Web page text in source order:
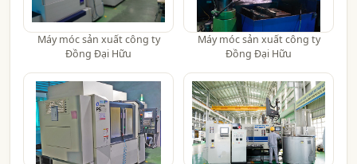
Máy móc sản xuất công ty
Đồng Đại Hữu
Máy móc sản xuất công ty
Đồng Đại Hữu